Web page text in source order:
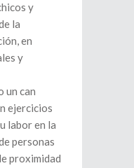
y
la
en
y
un can
ejercicios
labor en la
personas
proximidad